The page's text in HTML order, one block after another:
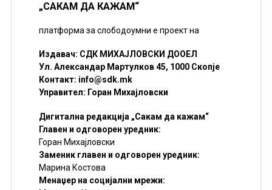
„САКАМ ДА КАЖАМ“
платформа за слободоумни е проект на
Издавач: СДК МИХАЈЛОВСКИ ДООЕЛ
Ул. Александар Мартулков 45, 1000 Скопје
Контакт: info@sdk.mk
Управител: Горан Михајловски
Дигитална редакција „Сакам да кажам“
Главен и одговорен уредник:
Горан Михајловски
Заменик главен и одговорен уредник:
Марина Костова
Менаџер на социјални мрежи: